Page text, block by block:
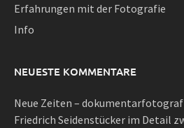
Erfahrungen mit der Fotografie
Info
NEUESTE KOMMENTARE
Neue Zeiten –
Friedrich Seidenstücker im Detail